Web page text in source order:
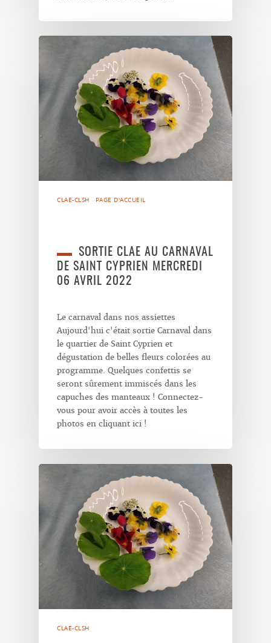
CLAE-CLSH PAGE D'ACCUEIL
SORTIE CLAE AU CARNAVAL
DE SAINT CYPRIEN MERCREDI
06 AVRIL 2022
Le carnaval dans nos assiettes
Aujourd'hui c'était sortie Carnaval dans
le quartier de Saint Cyprien et
dégustation de belles fleurs colorées au
programme. Quelques confettis se
seront sûrement immiscés dans les
capuches des manteaux ! Connectez-
vous pour avoir accès à toutes les
photos en cliquant ici !
CLAE-CLSH